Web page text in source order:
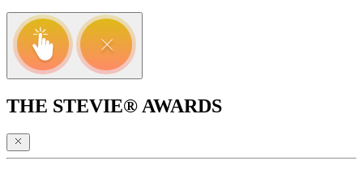
THE STEVIE® AWARDS